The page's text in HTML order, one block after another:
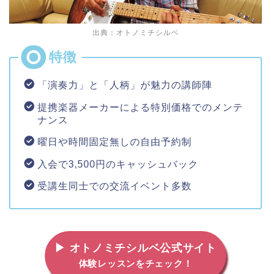
出典：オトノミチシルベ
「演奏力」と「人柄」が魅力の講師陣
提携楽器メーカーによる特別価格でのメンテ
ナンス
曜日や時間固定無しの自由予約制
入会で3,500円のキャッシュバック
受講生同士での交流イベント多数
▶ オトノミチシルベ公式サイト
体験レッスンをチェック！